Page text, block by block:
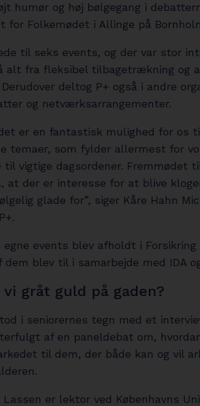
humør og høj bølgegang i
for Folkemødet i Allinge på
til seks events, og der var stor
alt fra fleksibel tilbagetrækning og
deltog P+ også i andre
og netværksarrangementer.
er en fantastisk mulighed for os
temaer, som fylder allermest for
til vigtige dagsordener. Fremmødet
at der er interesse for at blive
glade for”, siger Kåre Hahn
egne events blev afholdt i Forsikring
dem blev til i samarbejde med IDA
vi gråt guld på gaden?
i seniorernes tegn med et
af en paneldebat om,
til dem, der både kan og vil
Lassen er lektor ved Københavns